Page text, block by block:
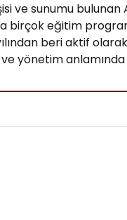
ve sunumu
eğitim
beri aktif
yönetim anlamında